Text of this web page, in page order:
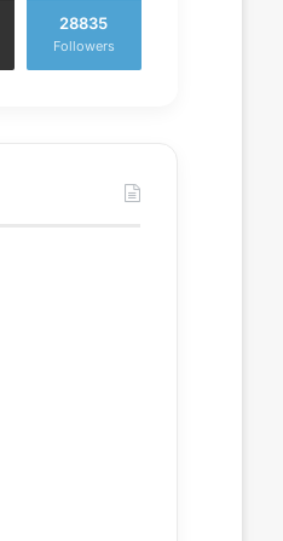
28835
Followers